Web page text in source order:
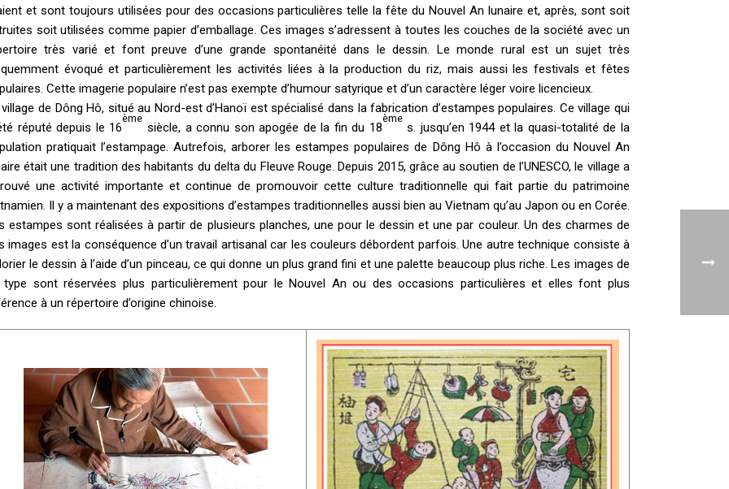
et sont toujours utilisées pour des occasions particulières telle la fête du Nouvel An lunaire et, après, sont soit
soit utilisées comme papier d’emballage. Ces images s’adressent à toutes les couches de la société avec un
très varié et font preuve d’une grande spontanéité dans le dessin. Le monde rural est un sujet très
évoqué et particulièrement les activités liées à la production du riz, mais aussi les festivals et fêtes
Cette imagerie populaire n’est pas exempte d’humour satyrique et d’un caractère léger voire licencieux.
de Dông Hô, situé au Nord-est d’Hanoï est spécialisé dans la fabrication d’estampes populaires. Ce village qui
réputé depuis le 16
ème
siècle, a connu son apogée de la fin du 18
ème
s. jusqu’en 1944 et la quasi-totalité de la
pratiquait l’estampage. Autrefois, arborer les estampes populaires de Dông Hô à l’occasion du Nouvel An
était une tradition des habitants du delta du Fleuve Rouge. Depuis 2015, grâce au soutien de l’UNESCO, le village a
une activité importante et continue de promouvoir cette culture traditionnelle qui fait partie du patrimoine
Il y a maintenant des expositions d’estampes traditionnelles aussi bien au Vietnam qu’au Japon ou en Corée.
estampes sont réalisées à partir de plusieurs planches, une pour le dessin et une par couleur. Un des charmes de
images est la conséquence d’un travail artisanal car les couleurs débordent parfois. Une autre technique consiste à
le dessin à l’aide d’un pinceau, ce qui donne un plus grand fini et une palette beaucoup plus riche. Les images de
type sont réservées plus particulièrement pour le Nouvel An ou des occasions particulières et elles font plus
à un répertoire d’origine chinoise.